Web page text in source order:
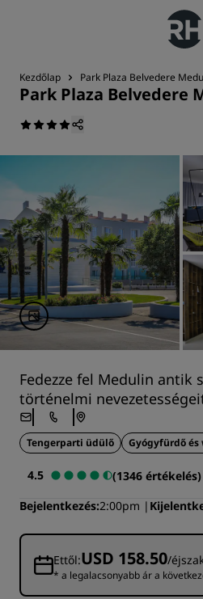
Kezdőlap Park Plaza Belvedere
Park Plaza Belvedere
Fedezze fel Medulin antik
történelmi
Tengerparti üdülő Gyógyfürdő és
4.5
(1346 értékelés)
Bejelentkezés 2:00pm
Ettől:USD 158.50/
* a legalacsonyabb ár a